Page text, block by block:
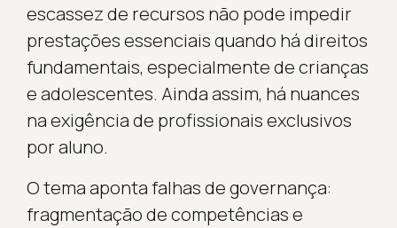
escassez de recursos não pode impedir
prestações essenciais quando há direitos
fundamentais, especialmente de crianças
e adolescentes. Ainda assim, há nuances
na exigência de profissionais exclusivos
por aluno.
O tema aponta falhas de governança:
fragmentação de competências e